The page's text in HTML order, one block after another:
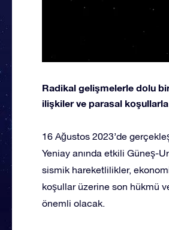
Radikal gelişmelerle dolu
ilişkiler ve parasal
16 Ağustos 2023’de
Yeniay anında etkili Güneş-
sismik hareketlilikler,
koşullar üzerine son hükmü
önemli olacak.